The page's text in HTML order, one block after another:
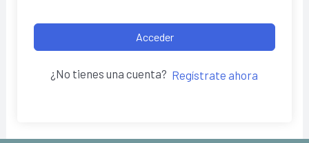
Acceder
¿No tienes una cuenta? Regístrate ahora